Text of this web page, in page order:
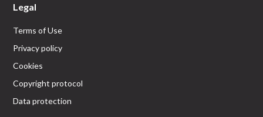
Legal
Terms of Use
Privacy policy
Cookies
Copyright protocol
Data protection